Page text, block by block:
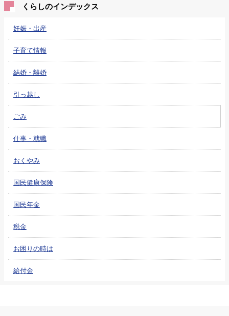
くらしのインデックス
妊娠・出産
子育て情報
結婚・離婚
引っ越し
ごみ
仕事・就職
おくやみ
国民健康保険
国民年金
税金
お困りの時は
給付金